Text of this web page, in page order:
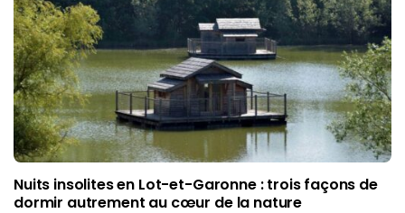
Nuits insolites en Lot-et-Garonne : trois façons de
dormir autrement au cœur de la nature